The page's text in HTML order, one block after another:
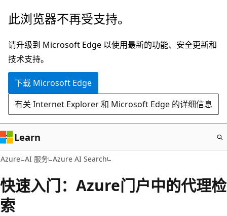
跳
主
要
内
此浏览器不再受支持。
请升级到 Microsoft Edge 以使用最新的功能、安全更新和
技术支持。
下载 Microsoft Edge
有关 Internet Explorer 和 Microsoft Edge 的详细信息
Learn
Azure AI 服务 Azure AI Search
快速入门：Azure门户中的代理检
索